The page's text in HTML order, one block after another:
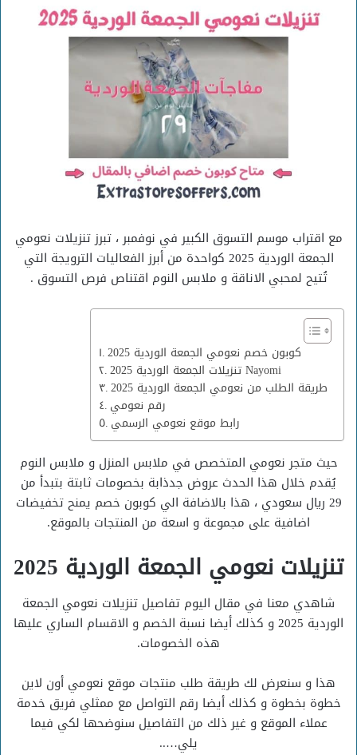
إلكترونيا
مع اقتراب موسم التسوق الكبير في نوفمبر ، تبرز تنزيلات نعومي
الجمعة الوردية 2025 كواحدة من أبرز الفعاليات الترويجة التي
تُتيح لمحبي الاناقة و ملابس النوم اقتناص فرص التسوق .
كوبون خصم نعومي الجمعة الوردية 2025
تنزيلات الجمعة الوردية 2025 Nayomi
طريقة الطلب من نعومي الجمعة الوردية 2025
رابط موقع نعومي الرسمي
حيث متجر نعومي المتخصص في ملابس المنزل و ملابس النوم
يُقدم خلال هذا الحدث عروض جدذابة بخصومات ثابتة بتبدأ من
29 ريال سعودي ، هذا بالاضافة الي كوبون خصم يمنح تخفيضات
اضافية على مجموعة و اسعة من المنتجات بالموقع.
تنزيلات نعومي الجمعة الوردية 2025
شاهدي معنا في مقال اليوم تفاصيل تنزيلات نعومي الجمعة
الوردية 2025 و كذلك أيضا نسبة الخصم و الاقسام الساري عليها
هذه الخصومات.
هذا و سنعرض لك طريقة طلب منتجات موقع نعومي أون لاين
خطوة بخطوة و كذلك أيضا رقم التواصل مع ممثلي فريق خدمة
عملاء الموقع و غير ذلك من التفاصيل سنوضحها لكي فيما
يلي…..